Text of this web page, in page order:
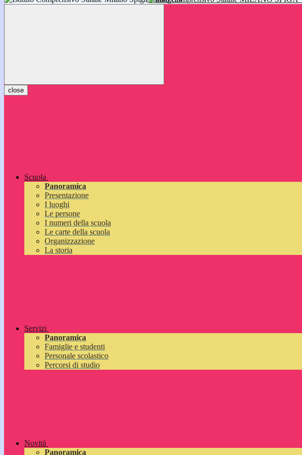
inizieranno il 14 settembre 2026: vi aspettiamo!
close
Scuola
Panoramica
Presentazione
I luoghi
Le persone
I numeri della scuola
Le carte della scuola
Organizzazione
La storia
Servizi
Panoramica
Famiglie e studenti
Personale scolastico
Percorsi di studio
Novità
Panoramica